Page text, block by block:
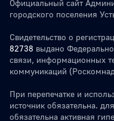
Официальный сайт
городского поселения
Свидетельство о
82738 выдано
связи, информационных
коммуникаций
При перепечатке и
источник обязательна.
обязательна активная